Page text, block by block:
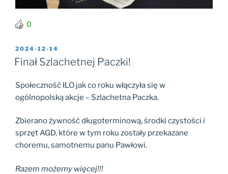
0
OPUBLIKOWANE
W
2024-12-14
Finał Szlachetnej Paczki!
Społeczność ILO jak co roku włączyła się w
ogólnopolską akcje – Szlachetna Paczka.
Zbierano żywność długoterminową, środki czystości i
sprzęt AGD, które w tym roku zostały przekazane
choremu, samotnemu panu Pawłowi.
Razem możemy więcej!!!